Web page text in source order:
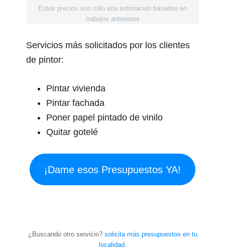
Estos precios son sólo una estimación basados en
trabajos anteriores
Servicios más solicitados por los clientes
de pintor:
Pintar vivienda
Pintar fachada
Poner papel pintado de vinilo
Quitar gotelé
¡Dame esos Presupuestos YA!
¿Buscando otro servicio? solicita más presupuestos en tu
localidad.